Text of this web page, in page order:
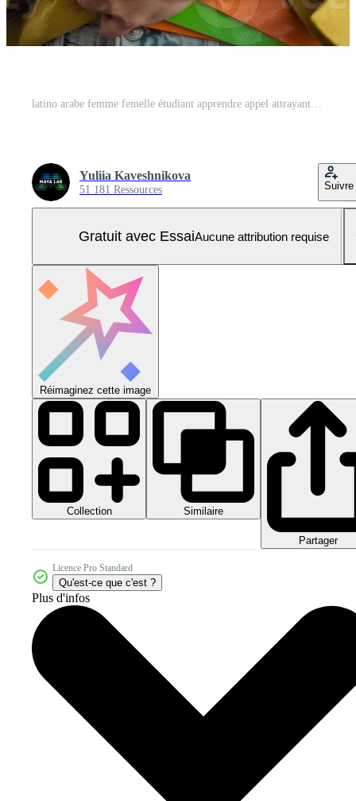
latino arabe femme femelle étudiant apprendre appel attrayant main geste étude éduquer haute école Université Bienvenue viens sur joindre communauté librairie équipe club discussion bibliothèque académie fille Université Photo Pro
Yuliia Kaveshnikova
51 181 Ressources Suivre
Gratuit avec EssaiAucune attribution requise
Réimaginez cette image
Collection Similaire
Partager
Licence Pro Standard
Qu'est-ce que c'est ?
Plus d'infos